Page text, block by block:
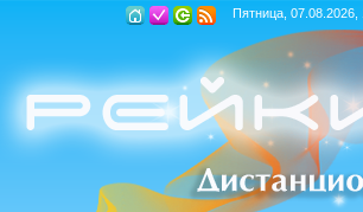
Пятница, 07.08.2026,